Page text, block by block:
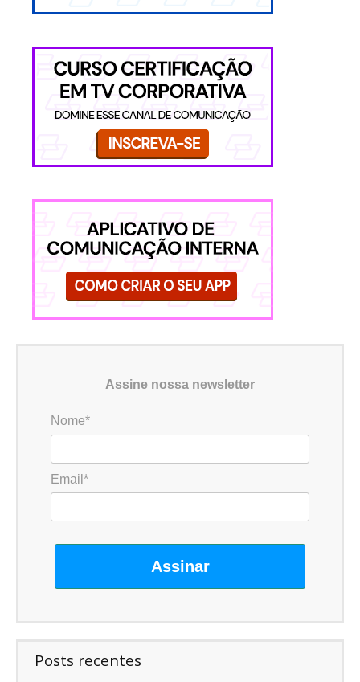
Assine nossa newsletter
Nome*
Email*
Assinar
Posts recentes